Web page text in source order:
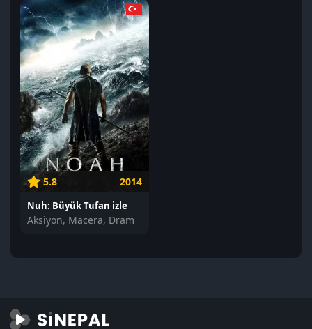
5.8 2014
Nuh: Büyük Tufan izle
Aksiyon, Macera, Dram